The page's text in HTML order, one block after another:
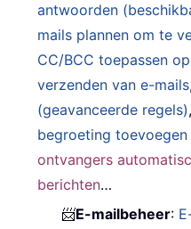
antwoorden
mails plannen om te
CC/BCC toepassen
verzenden van e-mails
(geavanceerde regels)
begroeting toevoegen
ontvangers
berichten…
📨E-mailbeheer: